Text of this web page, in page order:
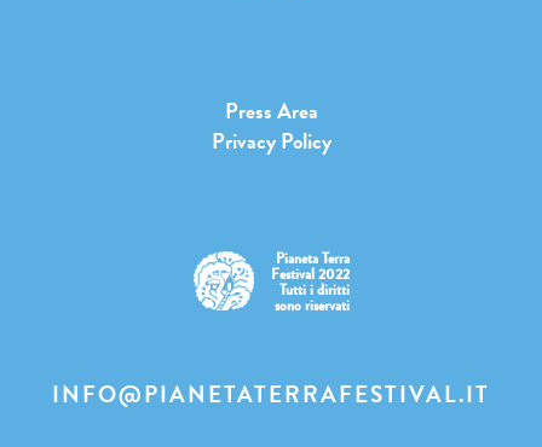
Press Area
Privacy Policy
Pianeta Terra
Festival 2022
Tutti i diritti
sono riservati
INFO@PIANETATERRAFESTIVAL.IT